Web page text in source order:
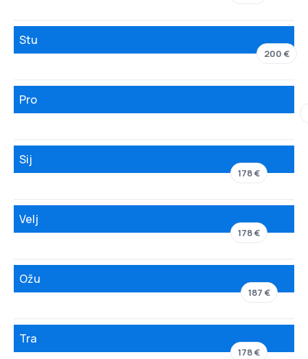
Stu
200 €
Pro
Sij
178 €
Velj
178 €
Ožu
187 €
Tra
178 €